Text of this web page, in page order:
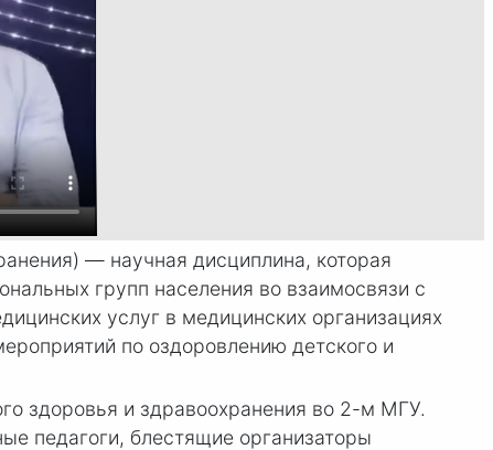
— научная дисциплина, которая
групп населения во взаимосвязи с
услуг в медицинских организациях
по оздоровлению детского и
здоровья и здравоохранения во 2-м МГУ.
педагоги, блестящие организаторы